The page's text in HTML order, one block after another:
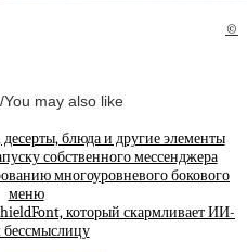
©
may also like
блюда и другие элементы
собственного мессенджера
многоуровневого бокового
меню
который скармливает ИИ-
бессмыслицу